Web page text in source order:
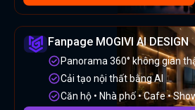
Fanpage MOGIVI AI DESIGN
Panorama 360° không gian
Cải tạo nội thất bằng AI
Căn hộ • Nhà phố • Cafe •